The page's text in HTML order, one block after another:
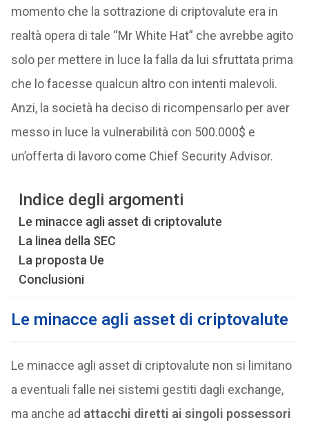
momento che la sottrazione di criptovalute era in
realtà opera di tale “Mr White Hat” che avrebbe agito
solo per mettere in luce la falla da lui sfruttata prima
che lo facesse qualcun altro con intenti malevoli.
Anzi, la società ha deciso di ricompensarlo per aver
messo in luce la vulnerabilità con 500.000$ e
un’offerta di lavoro come Chief Security Advisor.
Indice degli argomenti
Le minacce agli asset di criptovalute
La linea della SEC
La proposta Ue
Conclusioni
Le minacce agli asset di criptovalute
Le minacce agli asset di criptovalute non si limitano
a eventuali falle nei sistemi gestiti dagli exchange,
ma anche ad attacchi diretti ai singoli possessori